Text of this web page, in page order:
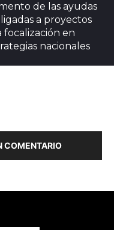
de las ayudas
a proyectos
focalización en
nacionales
COMENTARIO